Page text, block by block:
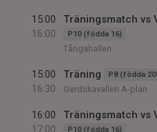
15:00
16:00
Träningsmatch vs
P10 (födda 16)
Tångahallen
15:00
16:30
Träning P8 (födda
Gerdskavallen A-plan
16:00
17:00
Träningsmatch vs
P10 (födda 16)